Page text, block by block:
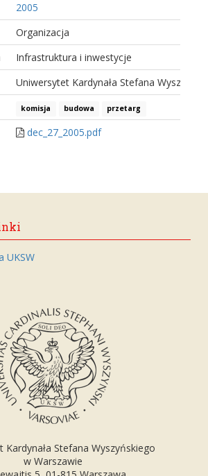
2005
Organizacja
Infrastruktura i inwestycje
Uniwersytet Kardynała Stefana
komisja budowa przetarg
dec_27_2005.pdf
UKSW
Kardynała Stefana Wyszyńskiego
w Warszawie